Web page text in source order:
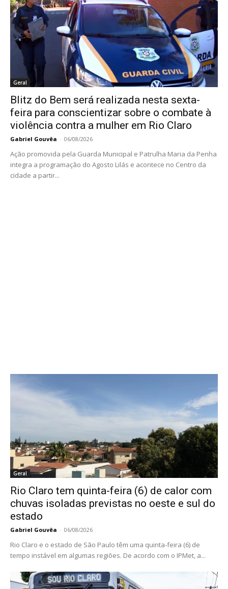
Geral
Blitz do Bem será realizada nesta sexta-
feira para conscientizar sobre o combate à
violência contra a mulher em Rio Claro
Gabriel Gouvêa - 06/08/2026
Ação promovida pela Guarda Municipal e Patrulha Maria da Penha
integra a programação do Agosto Lilás e acontece no Centro da
cidade a partir...
Geral
Rio Claro tem quinta-feira (6) de calor com
chuvas isoladas previstas no oeste e sul do
estado
Gabriel Gouvêa - 06/08/2026
Rio Claro e o estado de São Paulo têm uma quinta-feira (6) de
tempo instável em algumas regiões. De acordo com o IPMet, a...